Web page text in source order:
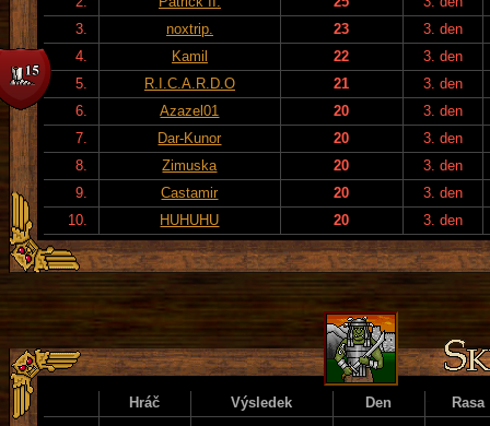
3.
noxtrip. 23
3. den
4.
Kamil 22
3. den
5.
R.I.C.A.R.D.O 21
3. den
6.
Azazel01 20
3. den
7.
Dar-Kunor 20
3. den
8.
Zimuska 20
3. den
9.
Castamir 20
3. den
10.
HUHUHU 20 3. den
Hráč Výsledek Den Rasa